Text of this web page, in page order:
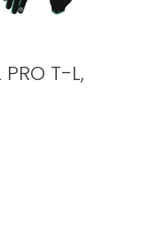
PRO T-L,